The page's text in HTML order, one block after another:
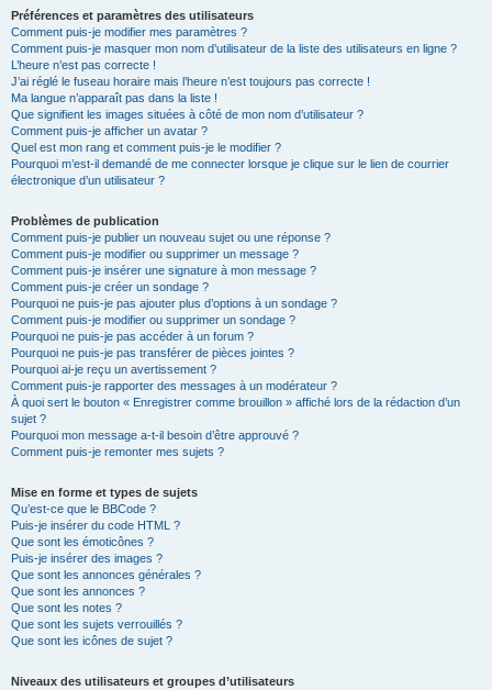
Préférences et paramètres des utilisateurs
Comment puis-je modifier mes paramètres ?
Comment puis-je masquer mon nom d’utilisateur de la liste des utilisateurs en ligne ?
L’heure n’est pas correcte !
J’ai réglé le fuseau horaire mais l’heure n’est toujours pas correcte !
Ma langue n’apparaît pas dans la liste !
Que signifient les images situées à côté de mon nom d’utilisateur ?
Comment puis-je afficher un avatar ?
Quel est mon rang et comment puis-je le modifier ?
Pourquoi m’est-il demandé de me connecter lorsque je clique sur le lien de courrier
électronique d’un utilisateur ?
Problèmes de publication
Comment puis-je publier un nouveau sujet ou une réponse ?
Comment puis-je modifier ou supprimer un message ?
Comment puis-je insérer une signature à mon message ?
Comment puis-je créer un sondage ?
Pourquoi ne puis-je pas ajouter plus d’options à un sondage ?
Comment puis-je modifier ou supprimer un sondage ?
Pourquoi ne puis-je pas accéder à un forum ?
Pourquoi ne puis-je pas transférer de pièces jointes ?
Pourquoi ai-je reçu un avertissement ?
Comment puis-je rapporter des messages à un modérateur ?
À quoi sert le bouton « Enregistrer comme brouillon » affiché lors de la rédaction d’un
sujet ?
Pourquoi mon message a-t-il besoin d’être approuvé ?
Comment puis-je remonter mes sujets ?
Mise en forme et types de sujets
Qu’est-ce que le BBCode ?
Puis-je insérer du code HTML ?
Que sont les émoticônes ?
Puis-je insérer des images ?
Que sont les annonces générales ?
Que sont les annonces ?
Que sont les notes ?
Que sont les sujets verrouillés ?
Que sont les icônes de sujet ?
Niveaux des utilisateurs et groupes d’utilisateurs